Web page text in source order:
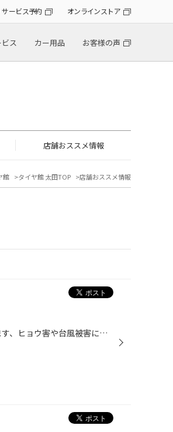
ービス予約 オンラインストア
ス カー用品 お客様の声
店舗おススメ情報
館 タイヤ館 太田TOP 店舗おススメ情報
いつもご利用ありがとうございます 最近、多発しております、ヒョウ害や台風被害につきまして、 当店に駐車中に被害にあった場合、保証はございません。 また、作業請負中に発生した被害におきましても、保証はございません。 お客様方には天候に留意しご来店頂ければ幸いです。 タイヤ館太田 店主